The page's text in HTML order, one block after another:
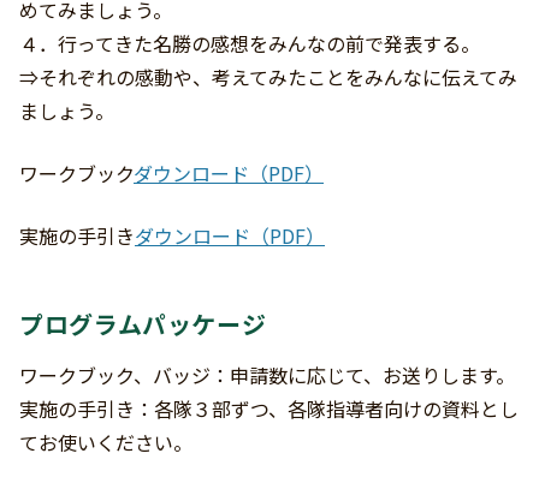
めてみましょう。
４．行ってきた名勝の感想をみんなの前で発表する。
⇒それぞれの感動や、考えてみたことをみんなに伝えてみ
ましょう。
ワークブックダウンロード（PDF）
実施の手引きダウンロード（PDF）
プログラムパッケージ
ワークブック、バッジ：申請数に応じて、お送りします。
実施の手引き：各隊３部ずつ、各隊指導者向けの資料とし
てお使いください。